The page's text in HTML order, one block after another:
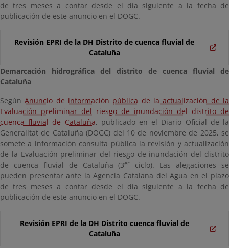
de tres meses a contar desde el día siguiente a la fecha de
publicación de este anuncio en el DOGC.
Revisión EPRI de la DH Distrito de cuenca fluvial de
Cataluña
Demarcación hidrográfica del distrito de cuenca fluvial de
Cataluña
SegúnAnuncio de información pública de la actualización de la
Evaluación preliminar del riesgo de inundación del distrito de
cuenca fluvial de Cataluña, publicado en el Diario Oficial de la
Generalitat de Cataluña (DOGC) del 10 de noviembre de 2025, se
somete a información consulta pública la revisión y actualización
de la Evaluación preliminar del riesgo de inundación del distrito
de cuenca fluvial de Cataluña (3er
ciclo). Las alegaciones se
pueden presentar ante la Agencia Catalana del Agua en el plazo
de tres meses a contar desde el día siguiente a la fecha de
publicación de este anuncio en el DOGC.
Revisión EPRI de la DH Distrito cuenca fluvial de
Cataluña